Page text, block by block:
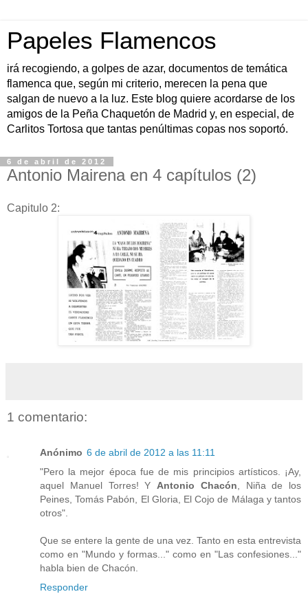
Papeles Flamencos
irá recogiendo, a golpes de azar, documentos de temática
flamenca que, según mi criterio, merecen la pena que
salgan de nuevo a la luz. Este blog quiere acordarse de los
amigos de la Peña Chaquetón de Madrid y, en especial, de
Carlitos Tortosa que tantas penúltimas copas nos soportó.
6 de abril de 2012
Antonio Mairena en 4 capítulos (2)
Capitulo 2:
1 comentario:
Anónimo 6 de abril de 2012 a las 11:11
"Pero la mejor época fue de mis principios artísticos. ¡Ay,
aquel Manuel Torres! Y Antonio Chacón , Niña de los
Peines, Tomás Pabón, El Gloria, El Cojo de Málaga y tantos
otros".
Que se entere la gente de una vez. Tanto en esta entrevista
como en "Mundo y formas..." como en "Las confesiones..."
habla bien de Chacón.
Responder